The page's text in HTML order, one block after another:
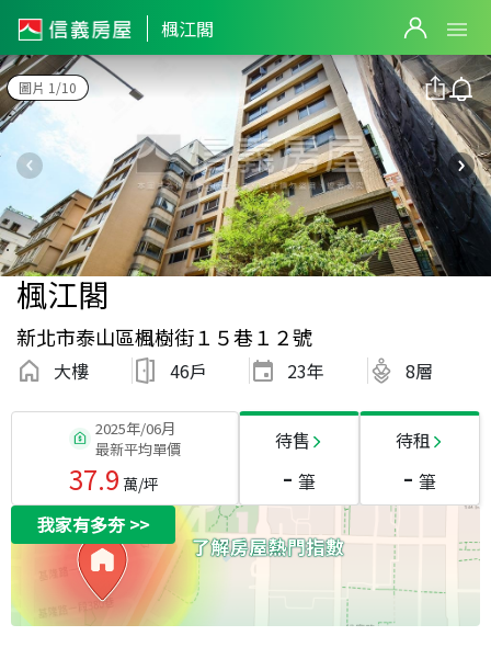
楓江閣
圖片 1/10
楓江閣
新北市泰山區楓樹街１５巷１２號
大樓 46戶 23年 8層
2025年/06月
最新平均單價
37.9 萬/坪
待售
- 筆
待租
- 筆
我家有多夯>>